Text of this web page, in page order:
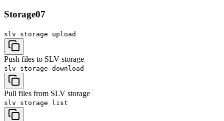
Storage07
slv storage upload
Push files to SLV storage
slv storage download
Pull files from SLV storage
slv storage list